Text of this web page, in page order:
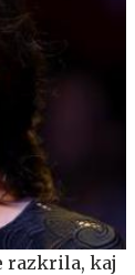
razkrila, kaj